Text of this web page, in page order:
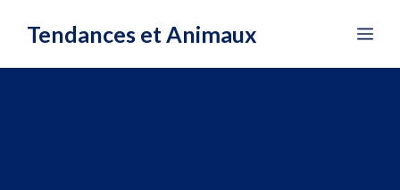
Tendances et Animaux